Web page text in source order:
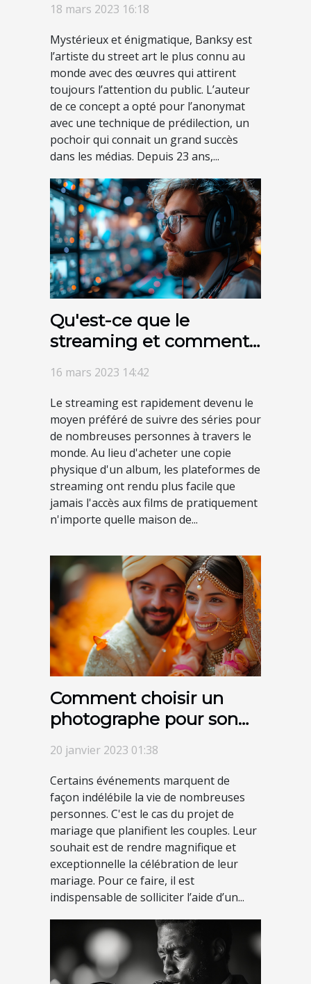
18 mars 2023 16:18
Mystérieux et énigmatique, Banksy est
l’artiste du street art le plus connu au
monde avec des œuvres qui attirent
toujours l’attention du public. L’auteur
de ce concept a opté pour l’anonymat
avec une technique de prédilection, un
pochoir qui connait un grand succès
dans les médias. Depuis 23 ans,...
Qu'est-ce que le
streaming et comment
16 mars 2023 14:42
Le streaming est rapidement devenu le
moyen préféré de suivre des séries pour
de nombreuses personnes à travers le
monde. Au lieu d'acheter une copie
physique d'un album, les plateformes de
streaming ont rendu plus facile que
jamais l'accès aux films de pratiquement
n'importe quelle maison de...
Comment choisir un
photographe pour son
20 janvier 2023 01:38
Certains événements marquent de
façon indélébile la vie de nombreuses
personnes. C'est le cas du projet de
mariage que planifient les couples. Leur
souhait est de rendre magnifique et
exceptionnelle la célébration de leur
mariage. Pour ce faire, il est
indispensable de solliciter l’aide d’un...